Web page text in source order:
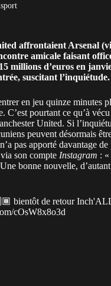
affrontaient Arsenal
amicale faisant
millions d’euros en
suscitant l’inquiétude.
en jeu quinze minutes
C’est pourtant ce qu’à
United. Si
peuvent désormais
pas apporté davantage
son compte Instagram : «
bonne nouvelle,
bientôt de retour
cOsW8x8o3d